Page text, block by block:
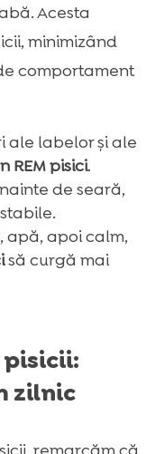
Acesta
minimizând
comportament
ale labelor și ale
REM pisici.
de seară,
apă, apoi calm,
să curgă mai
zilnic